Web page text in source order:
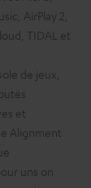
AirPlay 2,
TIDAL et
de jeux,
et
Alignment
uns on